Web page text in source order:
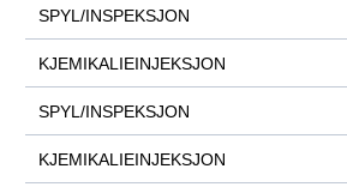
SPYL/INSPEKSJON
KJEMIKALIEINJEKSJON
SPYL/INSPEKSJON
KJEMIKALIEINJEKSJON